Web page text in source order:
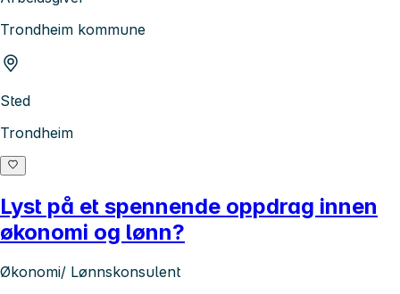
Trondheim kommune
Sted
Trondheim
Lyst på et spennende oppdrag innen
økonomi og lønn?
Økonomi/ Lønnskonsulent